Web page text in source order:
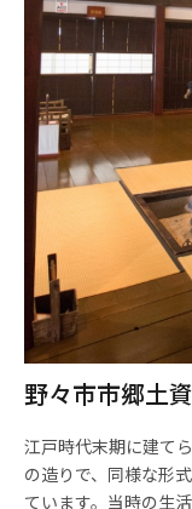
野々市市郷土
江戸時代末期に建て
の造りで、同様な形
ています。当時の生